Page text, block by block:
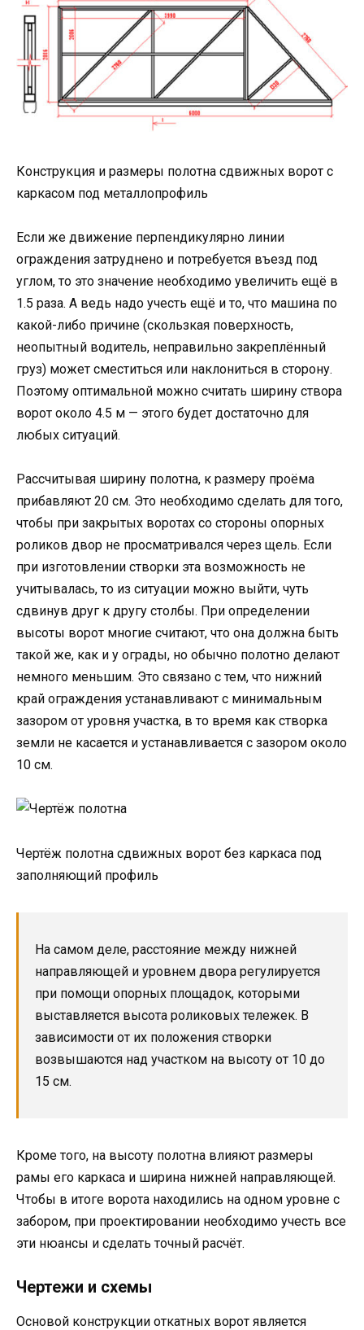
Конструкция и размеры полотна сдвижных ворот с
каркасом под металлопрофиль
Если же движение перпендикулярно линии
ограждения затруднено и потребуется въезд под
углом, то это значение необходимо увеличить ещё в
1.5 раза. А ведь надо учесть ещё и то, что машина по
какой-либо причине (скользкая поверхность,
неопытный водитель, неправильно закреплённый
груз) может сместиться или наклониться в сторону.
Поэтому оптимальной можно считать ширину створа
ворот около 4.5 м — этого будет достаточно для
любых ситуаций.
Рассчитывая ширину полотна, к размеру проёма
прибавляют 20 см. Это необходимо сделать для того,
чтобы при закрытых воротах со стороны опорных
роликов двор не просматривался через щель. Если
при изготовлении створки эта возможность не
учитывалась, то из ситуации можно выйти, чуть
сдвинув друг к другу столбы. При определении
высоты ворот многие считают, что она должна быть
такой же, как и у ограды, но обычно полотно делают
немного меньшим. Это связано с тем, что нижний
край ограждения устанавливают с минимальным
зазором от уровня участка, в то время как створка
земли не касается и устанавливается с зазором около
10 см.
Чертёж полотна сдвижных ворот без каркаса под
заполняющий профиль
На самом деле, расстояние между нижней
направляющей и уровнем двора регулируется
при помощи опорных площадок, которыми
выставляется высота роликовых тележек. В
зависимости от их положения створки
возвышаются над участком на высоту от 10 до
15 см.
Кроме того, на высоту полотна влияют размеры
рамы его каркаса и ширина нижней направляющей.
Чтобы в итоге ворота находились на одном уровне с
забором, при проектировании необходимо учесть все
эти нюансы и сделать точный расчёт.
Чертежи и схемы
Основой конструкции откатных ворот является